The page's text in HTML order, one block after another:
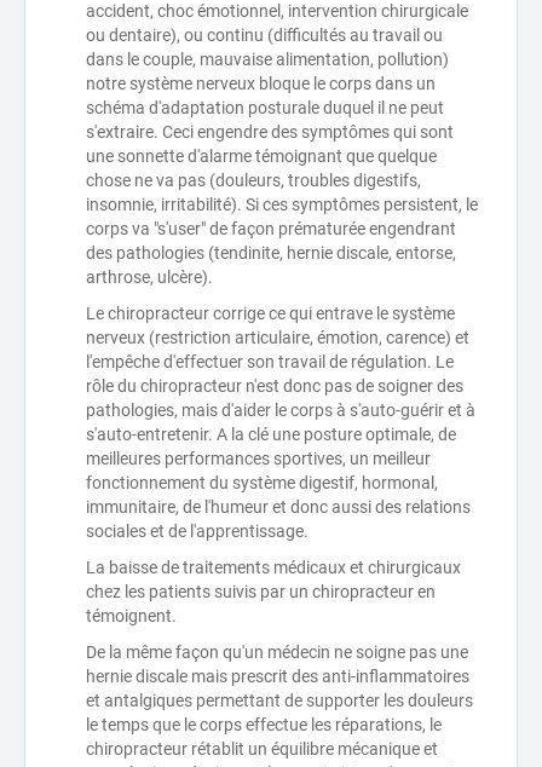
accident, choc émotionnel, intervention chirurgicale
ou dentaire), ou continu (difficultés au travail ou
dans le couple, mauvaise alimentation, pollution)
notre système nerveux bloque le corps dans un
schéma d'adaptation posturale duquel il ne peut
s'extraire. Ceci engendre des symptômes qui sont
une sonnette d'alarme témoignant que quelque
chose ne va pas (douleurs, troubles digestifs,
insomnie, irritabilité). Si ces symptômes persistent, le
corps va "s'user" de façon prématurée engendrant
des pathologies (tendinite, hernie discale, entorse,
arthrose, ulcère).
Le chiropracteur corrige ce qui entrave le système
nerveux (restriction articulaire, émotion, carence) et
l'empêche d'effectuer son travail de régulation. Le
rôle du chiropracteur n'est donc pas de soigner des
pathologies, mais d'aider le corps à s'auto-guérir et à
s'auto-entretenir. A la clé une posture optimale, de
meilleures performances sportives, un meilleur
fonctionnement du système digestif, hormonal,
immunitaire, de l'humeur et donc aussi des relations
sociales et de l'apprentissage.
La baisse de traitements médicaux et chirurgicaux
chez les patients suivis par un chiropracteur en
témoignent.
De la même façon qu'un médecin ne soigne pas une
hernie discale mais prescrit des anti-inflammatoires
et antalgiques permettant de supporter les douleurs
le temps que le corps effectue les réparations, le
chiropracteur rétablit un équilibre mécanique et